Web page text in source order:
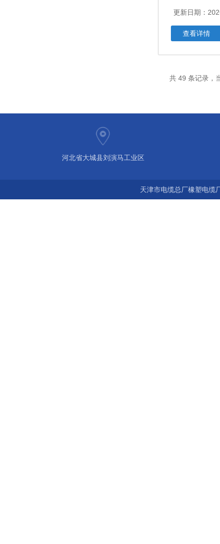
更新日期：
查看详情
共 49 条记录
河北省大城县刘演马工业区
天津市电缆总厂橡塑电